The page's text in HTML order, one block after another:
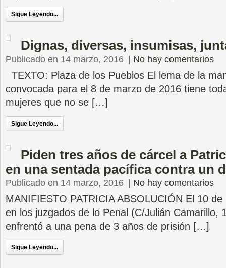
Sigue Leyendo...
Dignas, diversas, insumisas,
Publicado en 14 marzo, 2016 No hay comentarios
TEXTO: Plaza de los Pueblos El lema de la
convocada para el 8 de marzo de 2016 tiene
mujeres que no se […]
Sigue Leyendo...
Piden tres años de cárcel a
en una sentada pacífica contra un
Publicado en 14 marzo, 2016 No hay comentarios
MANIFIESTO PATRICIA ABSOLUCIÓN El 10
en los juzgados de lo Penal (C/Julián Camarillo,
enfrentó a una pena de 3 años de prisión […]
Sigue Leyendo...